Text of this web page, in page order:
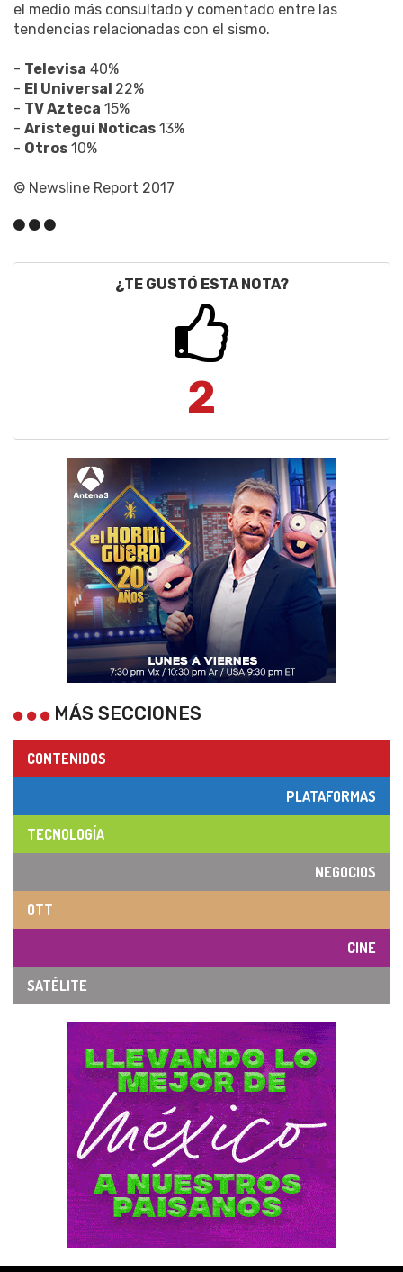
el medio más consultado y comentado entre las
tendencias relacionadas con el sismo.
- Televisa 40%
- El Universal 22%
- TV Azteca 15%
- Aristegui Noticas 13%
- Otros 10%
© Newsline Report 2017
¿TE GUSTÓ ESTA NOTA?
2
MÁS SECCIONES
CONTENIDOS
PLATAFORMAS
TECNOLOGÍA
NEGOCIOS
OTT
CINE
SATÉLITE